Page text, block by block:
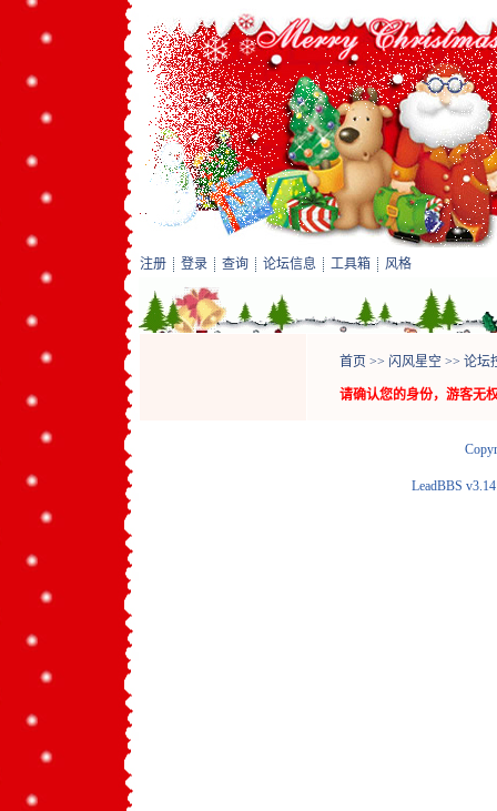
注册 登录 查询 论坛信息 工具箱 风格
首页 >> 闪风星空 >> 论坛
请确认您的身份，游客无
LeadBBS